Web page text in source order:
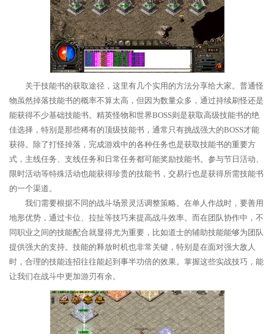
关于技能书的获取途径，这里有几个实用的方法分享给大家。普通怪
物虽然掉落技能书的概率不算太高，但因为数量众多，通过持续刷怪还是
能获得不少基础技能书。精英怪物和世界BOSS则是获取高级技能书的绝
佳选择，特别是那些稀有的顶级技能书，通常只有挑战强大的BOSS才能
获得。除了打怪掉落，完成游戏中的各种任务也是获取技能书的重要方
式，主线任务、支线任务和日常任务都可能奖励技能书。参与节日活动、
限时活动等特殊活动也能获得珍贵的技能书，交易行也是获得所需技能书
的一个渠道。
我们需要根据不同的战斗场景灵活调整策略。在单人作战时，要善用
地形优势，通过卡位、拉扯等技巧来提高战斗效率。而在团队协作中，不
同职业之间的技能配合就显得尤为重要，比如道士的辅助技能能够为团队
提供强大的支持。技能的释放时机也非常关键，特别是在面对强大敌人
时，合理的技能连招往往能起到事半功倍的效果。掌握这些实战技巧，能
让我们在战斗中更加游刃有余。